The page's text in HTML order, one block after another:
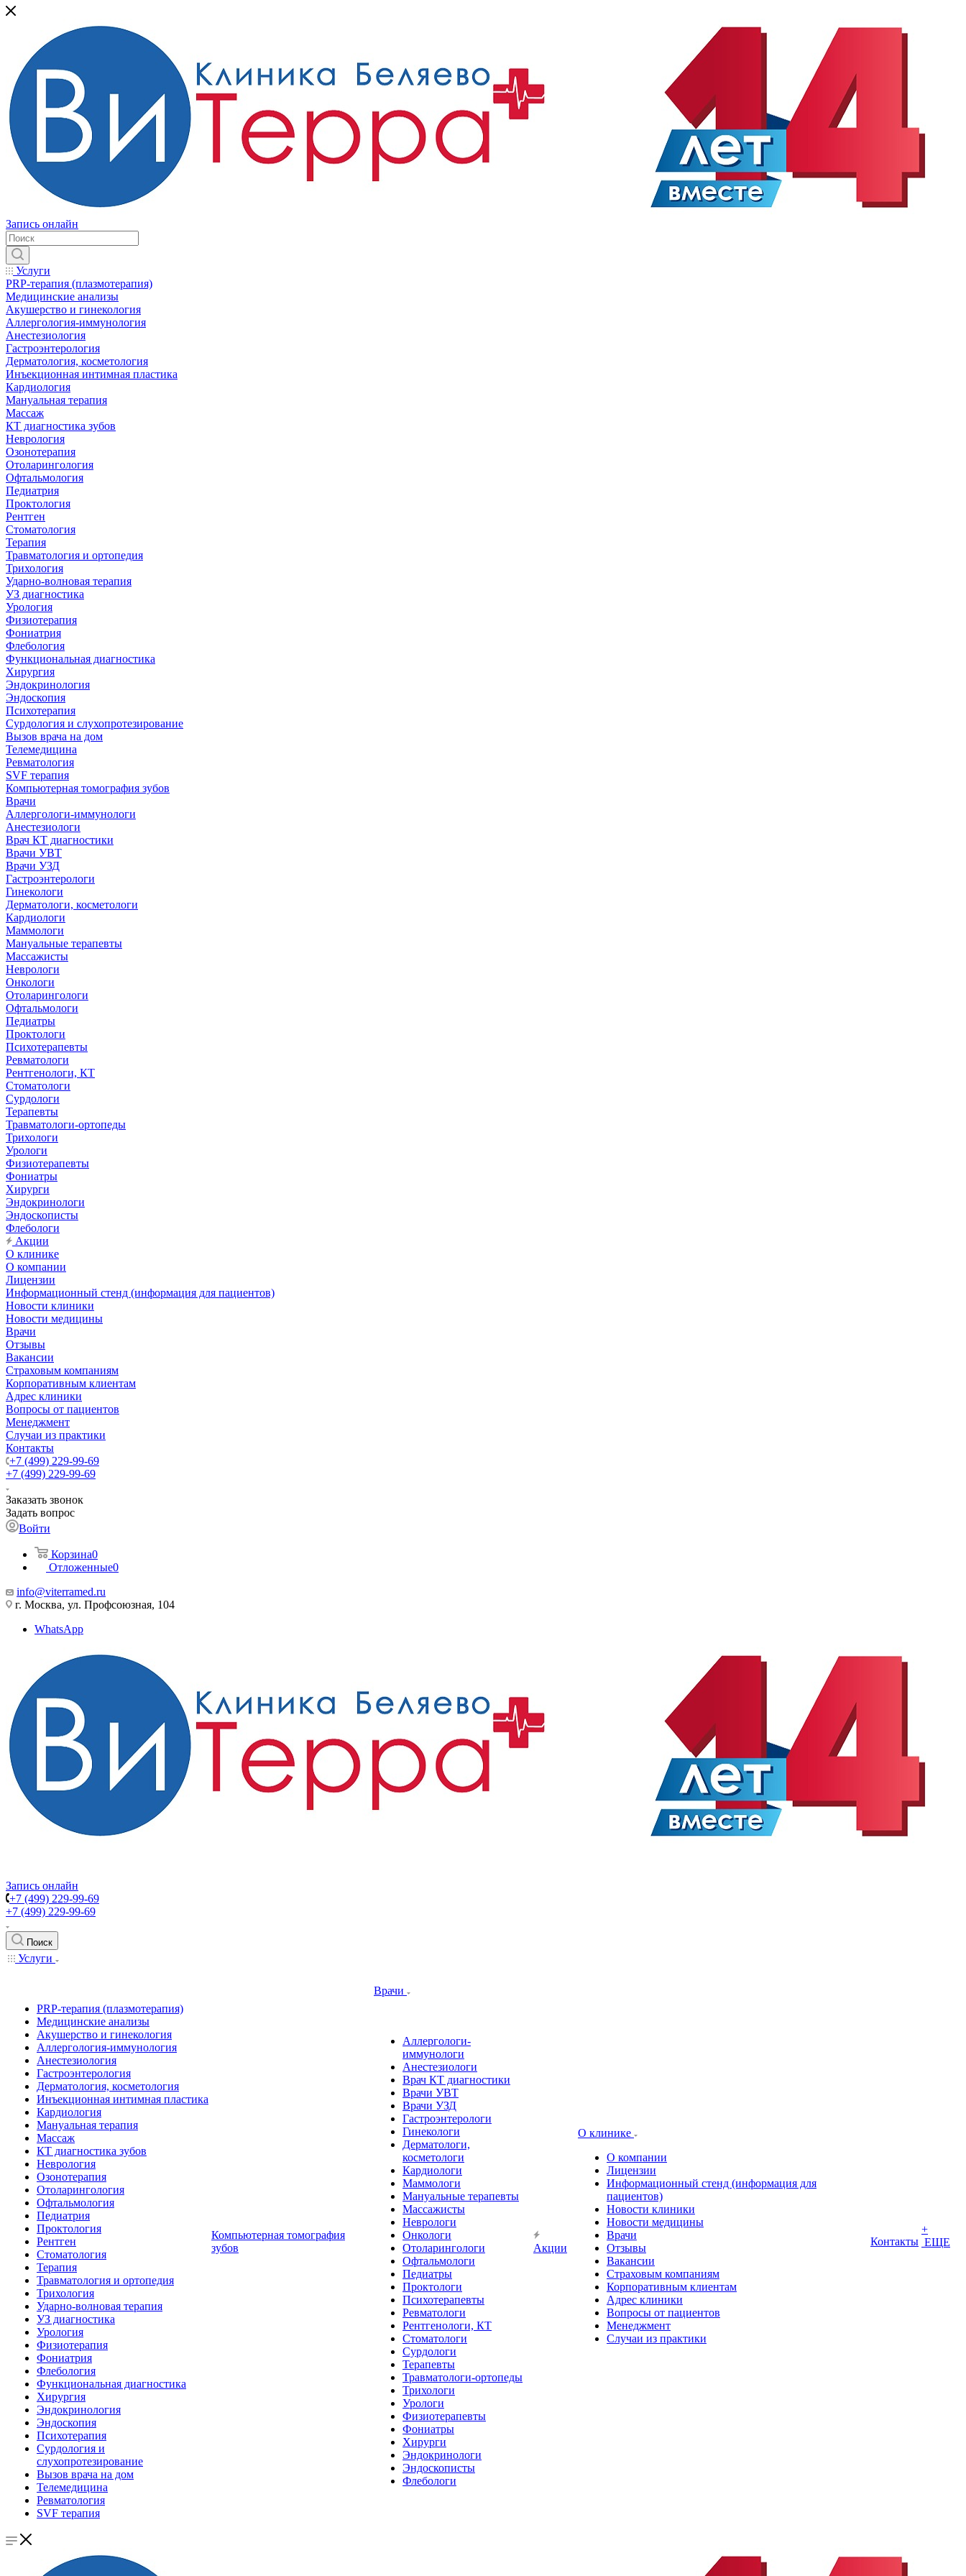
Запись онлайн
Услуги
PRP-терапия (плазмотерапия)
Медицинские анализы
Акушерство и гинекология
Аллергология-иммунология
Анестезиология
Гастроэнтерология
Дерматология, косметология
Инъекционная интимная пластика
Кардиология
Мануальная терапия
Массаж
КТ диагностика зубов
Неврология
Озонотерапия
Отоларингология
Офтальмология
Педиатрия
Проктология
Рентген
Стоматология
Терапия
Травматология и ортопедия
Трихология
Ударно-волновая терапия
УЗ диагностика
Урология
Физиотерапия
Фониатрия
Флебология
Функциональная диагностика
Хирургия
Эндокринология
Эндоскопия
Психотерапия
Сурдология и слухопротезирование
Вызов врача на дом
Телемедицина
Ревматология
SVF терапия
Компьютерная томография зубов
Врачи
Аллергологи-иммунологи
Анестезиологи
Врач КТ диагностики
Врачи УВТ
Врачи УЗД
Гастроэнтерологи
Гинекологи
Дерматологи, косметологи
Кардиологи
Маммологи
Мануальные терапевты
Массажисты
Неврологи
Онкологи
Отоларингологи
Офтальмологи
Педиатры
Проктологи
Психотерапевты
Ревматологи
Рентгенологи, КТ
Стоматологи
Сурдологи
Терапевты
Травматологи-ортопеды
Трихологи
Урологи
Физиотерапевты
Фониатры
Хирурги
Эндокринологи
Эндоскописты
Флебологи
Акции
О клинике
О компании
Лицензии
Информационный стенд (информация для пациентов)
Новости клиники
Новости медицины
Врачи
Отзывы
Вакансии
Страховым компаниям
Корпоративным клиентам
Адрес клиники
Вопросы от пациентов
Менеджмент
Случаи из практики
Контакты
+7 (499) 229-99-69
+7 (499) 229-99-69
Заказать звонок
Задать вопрос
Войти
Корзина0
Отложенные0
info@viterramed.ru
г. Москва, ул. Профсоюзная, 104
WhatsApp
Запись онлайн
+7 (499) 229-99-69
+7 (499) 229-99-69
Поиск
Услуги
PRP-терапия (плазмотерапия)
Медицинские анализы
Акушерство и гинекология
Аллергология-иммунология
Анестезиология
Гастроэнтерология
Дерматология, косметология
Инъекционная интимная пластика
Кардиология
Мануальная терапия
Массаж
КТ диагностика зубов
Неврология
Озонотерапия
Отоларингология
Офтальмология
Педиатрия
Проктология
Рентген
Стоматология
Терапия
Травматология и ортопедия
Трихология
Ударно-волновая терапия
УЗ диагностика
Урология
Физиотерапия
Фониатрия
Флебология
Функциональная диагностика
Хирургия
Эндокринология
Эндоскопия
Психотерапия
Сурдология и
слухопротезирование
Вызов врача на дом
Телемедицина
Ревматология
SVF терапия
Компьютерная томография
зубов
Врачи
Аллергологи-
иммунологи
Анестезиологи
Врач КТ диагностики
Врачи УВТ
Врачи УЗД
Гастроэнтерологи
Гинекологи
Дерматологи,
косметологи
Кардиологи
Маммологи
Мануальные терапевты
Массажисты
Неврологи
Онкологи
Отоларингологи
Офтальмологи
Педиатры
Проктологи
Психотерапевты
Ревматологи
Рентгенологи, КТ
Стоматологи
Сурдологи
Терапевты
Травматологи-ортопеды
Трихологи
Урологи
Физиотерапевты
Фониатры
Хирурги
Эндокринологи
Эндоскописты
Флебологи
Акции
О клинике
О компании
Лицензии
Информационный стенд (информация для
пациентов)
Новости клиники
Новости медицины
Врачи
Отзывы
Вакансии
Страховым компаниям
Корпоративным клиентам
Адрес клиники
Вопросы от пациентов
Менеджмент
Случаи из практики
Контакты
+
ЕЩЕ